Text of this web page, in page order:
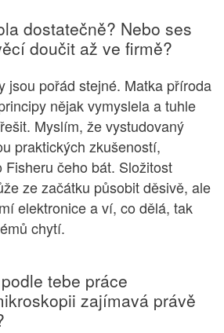
dostatečně? Nebo ses
doučit až ve firmě?
jsou pořád stejné. Matka příroda
nějak vymyslela a tuhle
Myslím, že vystudovaný
praktických zkušeností,
čeho bát. Složitost
ze začátku působit děsivě, ale
elektronice a ví, co dělá, tak
chytí.
tebe práce
zajímavá právě